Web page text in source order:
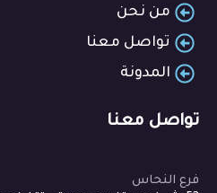
من نحن
تواصل معنا
المدونة
تواصل معنا
فرع النحاس